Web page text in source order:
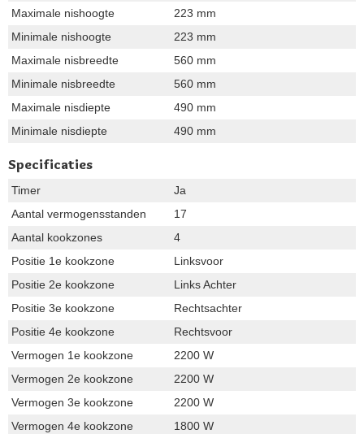
Maximale nishoogte
223 mm
Minimale nishoogte
223 mm
Maximale nisbreedte
560 mm
Minimale nisbreedte
560 mm
Maximale nisdiepte
490 mm
Minimale nisdiepte
490 mm
Specificaties
Timer
Ja
Aantal vermogensstanden
17
Aantal kookzones
4
Positie 1e kookzone
Linksvoor
Positie 2e kookzone
Links Achter
Positie 3e kookzone
Rechtsachter
Positie 4e kookzone
Rechtsvoor
Vermogen 1e kookzone
2200 W
Vermogen 2e kookzone
2200 W
Vermogen 3e kookzone
2200 W
Vermogen 4e kookzone
1800 W